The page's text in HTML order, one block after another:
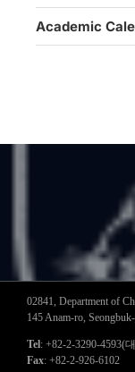
Academic
02841, Department of
145 Anam-ro,
Tel: +82-2-3290-4593(
Fax: +82-2-926-6102